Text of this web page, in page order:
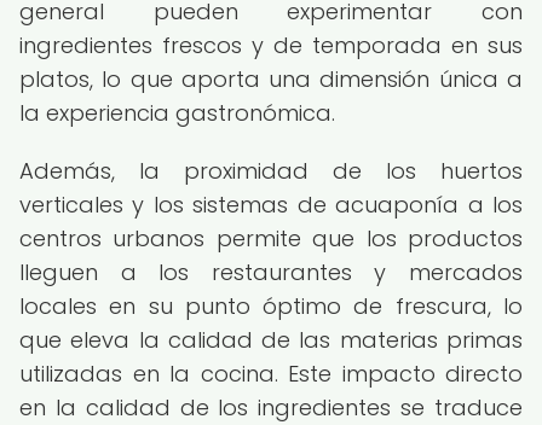
general pueden experimentar con
ingredientes frescos y de temporada en sus
platos, lo que aporta una dimensión única a
la experiencia gastronómica.
Además, la proximidad de los huertos
verticales y los sistemas de acuaponía a los
centros urbanos permite que los productos
lleguen a los restaurantes y mercados
locales en su punto óptimo de frescura, lo
que eleva la calidad de las materias primas
utilizadas en la cocina. Este impacto directo
en la calidad de los ingredientes se traduce